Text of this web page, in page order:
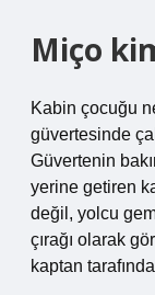
Miço
Kabin çocuğu
güvertesinde
Güvertenin
yerine getiren
değil, yolcu
çırağı olarak
kaptan